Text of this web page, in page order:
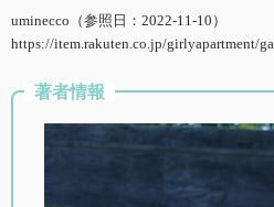
uminecco（参照日：2022-11-10）
https://item.rakuten.co.jp/girlyapartment/
著者情報